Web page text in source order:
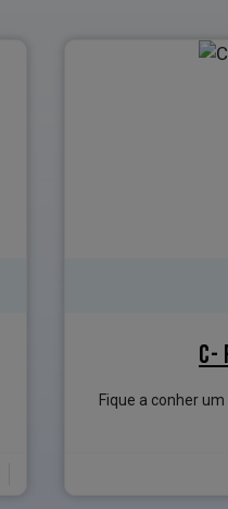
C-
Fique a conher